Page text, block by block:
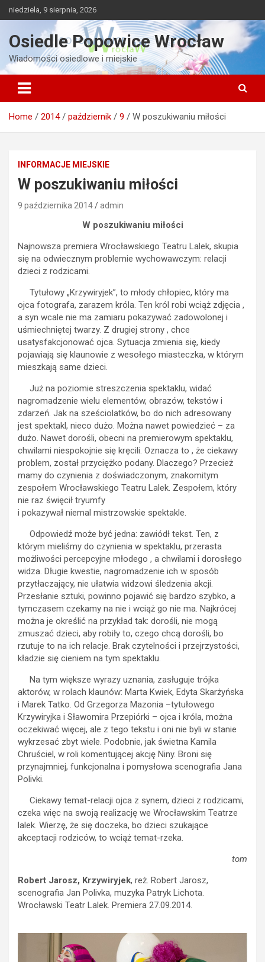
Skip
to
niedziela, 9 sierpnia, 2026
Osiedle Popowice Wrocław
Wiadomości osiedlowe i miejskie
Home 2014 październik 9 W poszukiwaniu miłości
INFORMACJE MIEJSKIE
W poszukiwaniu miłości
9 października 2014 admin
W poszukiwaniu miłości
Najnowsza premiera Wrocławskiego Teatru Lalek, skupia
się na odwiecznym problemie wychowawczym: relacji
dzieci z rodzicami.
Tytułowy „Krzywiryjek”, to młody chłopiec, który ma
ojca fotografa, zarazem króla. Ten król robi wciąż zdjęcia ,
a syn wcale nie ma zamiaru pokazywać zadowolonej i
uśmiechniętej twarzy. Z drugiej strony , chce
usatysfakcjonować ojca. Sytuacja zmienia się, kiedy
pojawiają się klaunowie z wesołego miasteczka, w którym
mieszkają same dzieci.
Już na poziomie streszczenia spektaklu, widać
nagromadzenie wielu elementów, obrazów, tekstów i
zdarzeń. Jak na sześciolatków, bo do nich adresowany
jest spektakl, nieco dużo. Można nawet powiedzieć – za
dużo. Nawet dorośli, obecni na premierowym spektaklu,
chwilami niespokojnie się kręcili. Oznacza to , że ciekawy
problem, został przyciężko podany. Dlaczego? Przecież
mamy do czynienia z doświadczonym, znakomitym
zespołem Wrocławskiego Teatru Lalek. Zespołem, który
nie raz święcił tryumfy
i pokazywał niemal mistrzowskie spektakle.
Odpowiedź może być jedna: zawiódł tekst. Ten, z
którym mieliśmy do czynienia w spektaklu, przerasta
możliwości percepcyjne młodego , a chwilami i dorosłego
widza. Długie kwestie, nagromadzenie ich w sposób
przytłaczający, nie ułatwia widzowi śledzenia akcji.
Przesłanie sztuki, powinno pojawić się bardzo szybko, a
tymczasem czekamy na nie i wciąż go nie ma. Najkrócej
można je określić na przykład tak: dorośli, nie mogą
zmuszać dzieci, aby robiły to, czego chcą dorośli, bo
rzutuje to na ich relacje. Brak czytelności i przejrzystości,
kładzie się cieniem na tym spektaklu.
Na tym większe wyrazy uznania, zasługuje trójka
aktorów, w rolach klaunów: Marta Kwiek, Edyta Skarżyńska
i Marek Tatko. Od Grzegorza Mazonia –tytułowego
Krzywiryjka i Sławomira Przepiórki – ojca i króla, można
oczekiwać więcej, ale z tego tekstu i oni nie byli w stanie
wykrzesać zbyt wiele. Podobnie, jak świetna Kamila
Chruściel, w roli komentującej akcję Niny. Broni się
przynajmniej, funkcjonalna i pomysłowa scenografia Jana
Polivki.
Ciekawy temat-relacji ojca z synem, dzieci z rodzicami,
czeka więc na swoją realizację we Wrocławskim Teatrze
lalek. Wierzę, że się doczeka, bo dzieci szukające
akceptacji rodziców, to wciąż temat-rzeka.
tom
Robert Jarosz, Krzywiryjek, reż. Robert Jarosz,
scenografia Jan Polivka, muzyka Patryk Lichota.
Wrocławski Teatr Lalek. Premiera 27.09.2014.